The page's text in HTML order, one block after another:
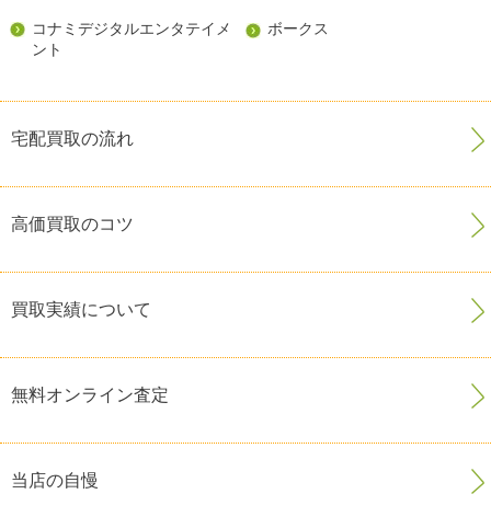
コナミデジタルエンタテイメ
ント
ボークス
宅配買取の流れ
高価買取のコツ
買取実績について
無料オンライン査定
当店の自慢